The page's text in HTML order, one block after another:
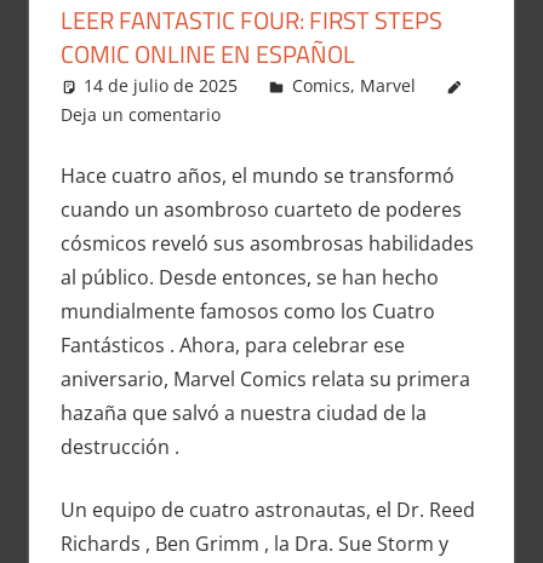
LEER FANTASTIC FOUR: FIRST STEPS
COMIC ONLINE EN ESPAÑOL
14 de julio de 2025 Carlitox Banana
Comics, Marvel
Deja un comentario
Hace cuatro años, el mundo se transformó
cuando un asombroso cuarteto de poderes
cósmicos reveló sus asombrosas habilidades
al público. Desde entonces, se han hecho
mundialmente famosos como los Cuatro
Fantásticos . Ahora, para celebrar ese
aniversario, Marvel Comics relata su primera
hazaña que salvó a nuestra ciudad de la
destrucción .
Un equipo de cuatro astronautas, el Dr. Reed
Richards , Ben Grimm , la Dra. Sue Storm y